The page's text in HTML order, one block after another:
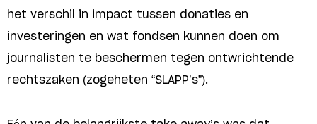
het verschil in impact tussen donaties en
investeringen en wat fondsen kunnen doen om
journalisten te beschermen tegen ontwrichtende
rechtszaken (zogeheten “SLAPP’s”).